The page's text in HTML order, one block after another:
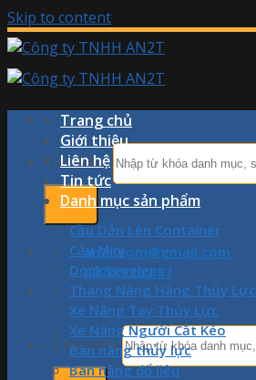
Skip to content
Tìm kiếm:
an2t.com@gmail.com
0876.978.887
Tìm kiếm:
Trang chủ
Giới thiệu
Liên hệ
Tin tức
Danh mục sản phẩm
Cầu Dẫn Lên Container
Cẩu Mini
Dock Leveler
Thang Nâng Hàng Thủy Lực
Xe Nâng Tay Thủy Lực
Xe Nâng Người Cắt Kéo
Bàn nâng thủy lực
Bàn nâng đổ liệu